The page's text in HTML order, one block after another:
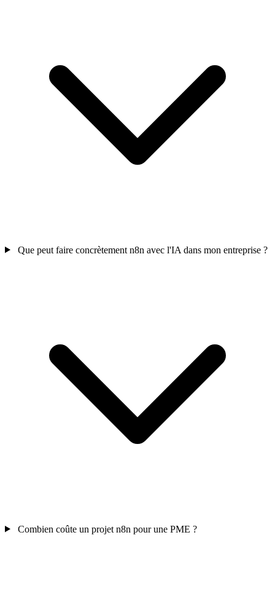
Que peut faire concrètement n8n avec l'IA dans mon entreprise ?
Combien coûte un projet n8n pour une PME ?